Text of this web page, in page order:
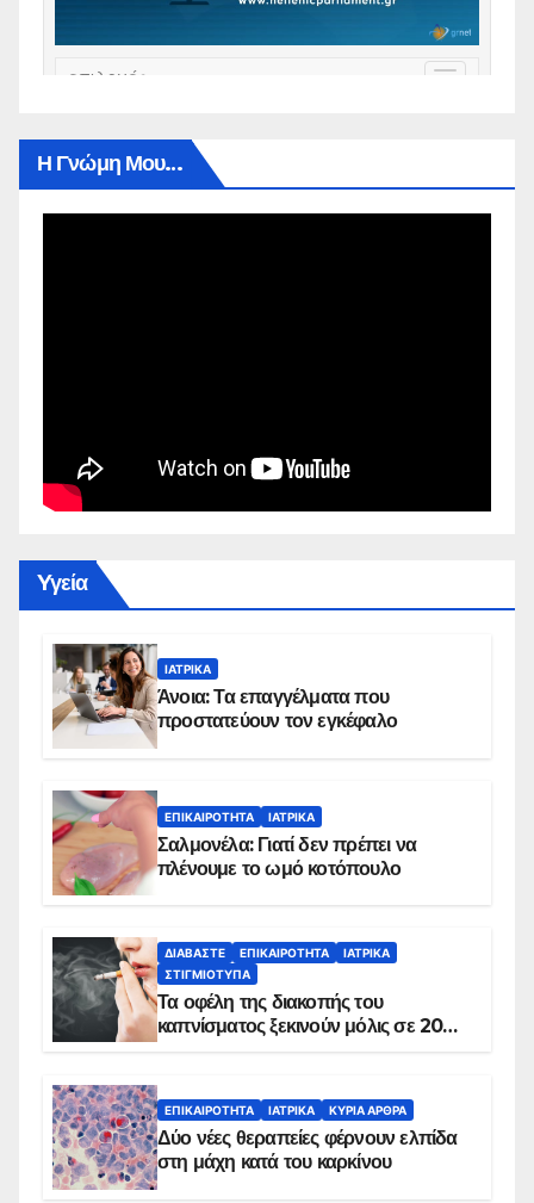
Η Γνώμη Μου…
Yγεία
ΙΑΤΡΙΚΆ
Άνοια: Τα επαγγέλματα που
προστατεύουν τον εγκέφαλο
ΕΠΙΚΑΙΡΌΤΗΤΑ ΙΑΤΡΙΚΆ
Σαλμονέλα: Γιατί δεν πρέπει να
πλένουμε το ωμό κοτόπουλο
ΔΙΑΒΆΣΤΕ ΕΠΙΚΑΙΡΌΤΗΤΑ
ΙΑΤΡΙΚΆ
ΣΤΙΓΜΙΌΤΥΠΑ
Τα οφέλη της διακοπής του
καπνίσματος ξεκινούν μόλις σε 20
ΕΠΙΚΑΙΡΌΤΗΤΑ ΙΑΤΡΙΚΆ ΚΥΡΙΑ ΑΡΘΡΑ
Δύο νέες θεραπείες φέρνουν ελπίδα
στη μάχη κατά του καρκίνου